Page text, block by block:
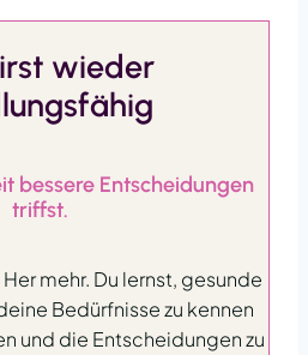
wieder
bessere Entscheidungen
triffst.
mehr. Du lernst, gesunde
Bedürfnisse zu kennen
und die Entscheidungen zu